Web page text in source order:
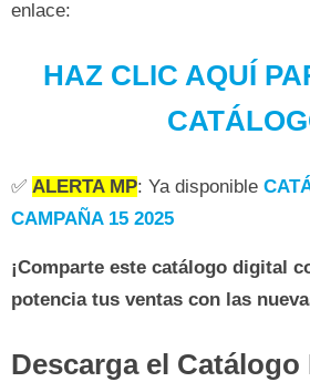
enlace:
HAZ CLIC AQUÍ
✅ ALERTA MP: Ya disponible
CAMPAÑA 15 2025
¡Comparte este catálogo digital
potencia tus ventas con las
Descarga el Catálogo